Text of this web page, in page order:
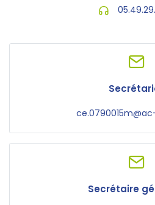
Secrétaire